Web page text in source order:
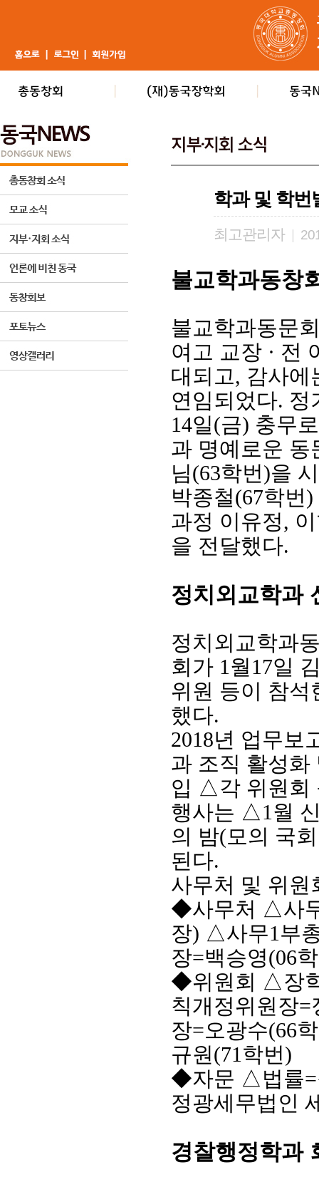
이사장 인사말
임원 현황
연혁·사업실적
역대 이사장
결산 공시
총동창
모교 소
동창회
포토뉴
영상갤
학과 및 학번
최고관리자
불교학과동창
불교학과동문
여고 교장 · 전
대되고, 감사에
연임되었다. 정
14일(금) 충무로
과 명예로운 동
님(63학번)을
박종철(67학번)
과정 이유정,
을 전달했다.
정치외교학과
정치외교학과
회가 1 월17일
위원 등이 참
했다.
2018년 업무보
과 조직 활성
입 △각 위원회
행사는 △1 월
의 밤(모의 국
된다.
사무처 및 위원
◆사무처 △사
장) △사무1 부
장=백승영(06
◆위원회 △장
칙개정위원장=
장=오광수(66
규원(71 학번)
◆자문 △ 법률=
정광세무법인
경찰행정학과